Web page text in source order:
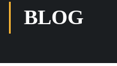
BLOG